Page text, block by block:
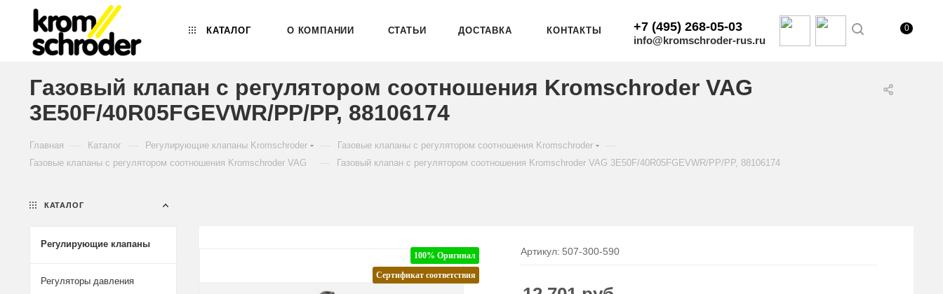
КАТАЛОГ О КОМПАНИИ СТАТЬИ ДОСТАВКА КОНТАКТЫ +7 (495) 268-05-03
info@kromschroder-rus.ru
0
Газовый клапан с регулятором соотношения Kromschroder VAG
3E50F/40R05FGEVWR/PP/PP, 88106174
Главная Каталог Регулирующие клапаны Kromschroder Газовые клапаны с регулятором соотношения Kromschroder
Газовые клапаны с регулятором соотношения Kromschroder VAG Газовый клапан с регулятором соотношения Kromschroder VAG 3E50F/40R05FGEVWR/PP/PP, 88106174
100% Оригинал
Сертификат соответствия
Артикул: 507-300-590
КАТАЛОГ
Регулирующие клапаны
Регуляторы давления